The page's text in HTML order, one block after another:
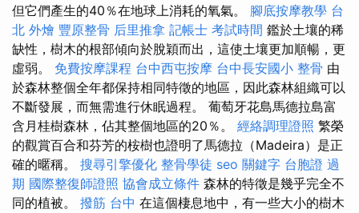
但它們產生的40％在地球上消耗的氧氣。 腳底按摩教學 台
北 外燴 豐原整骨 后里推拿 記帳士 考試時間 鑑於土壤的稀
缺性，樹木的根部傾向於脫穎而出，這使土壤更加順暢，更
虛弱。 免費按摩課程 台中西屯按摩 台中長安國小 整骨 由
於森林整個全年都保持相同特徵的地區，因此森林組織可以
不斷發展，而無需進行休眠過程。 葡萄牙花島馬德拉島富
含月桂樹森林，佔其整個地區的20％。 經絡調理證照 繁榮
的觀賞百合和芬芳的桉樹也證明了馬德拉（Madeira）是正
確的暱稱。 搜尋引擎優化 整骨學徒 seo 關鍵字 台胞證 過
期 國際整復師證照 協會成立條件 森林的特徵是幾乎完全不
同的植被。 撥筋 台中 在這個棲息地中，有一些大小的樹木